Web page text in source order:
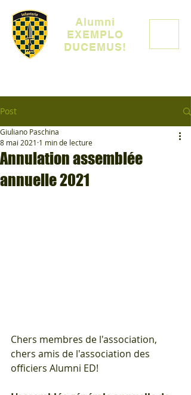
Alumni
EXEMPLO
DUCEMUS!
Post
Annulation assemblée
annuelle 2021
Giuliano Paschina
8 mai 2021 1 min de lecture
Chers membres de l'association,
chers amis de l'association des
officiers Alumni ED!